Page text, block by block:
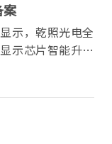
案
示，乾照光电全
示芯片智能升级
产能扩充与...